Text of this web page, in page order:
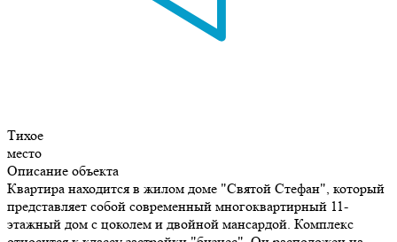
Тихое
место
Описание объекта
Квартира находится в жилом доме "Святой Стефан", который
представляет собой современный многоквартирный 11-
этажный дом с цоколем и двойной мансардой. Комплекс